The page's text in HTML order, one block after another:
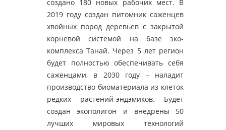
создано 180 новых рабочих мест. В
2019 году создан питомник саженцев
хвойных пород деревьев с закрытой
корневой системой на базе эко-
комплекса Танай. Через 5 лет регион
будет полностью обеспечивать себя
саженцами, в 2030 году – наладит
производство биоматериала из клеток
редких растений-эндэмиков. Будет
создан экополигон и внедрены 50
лучших мировых технологий